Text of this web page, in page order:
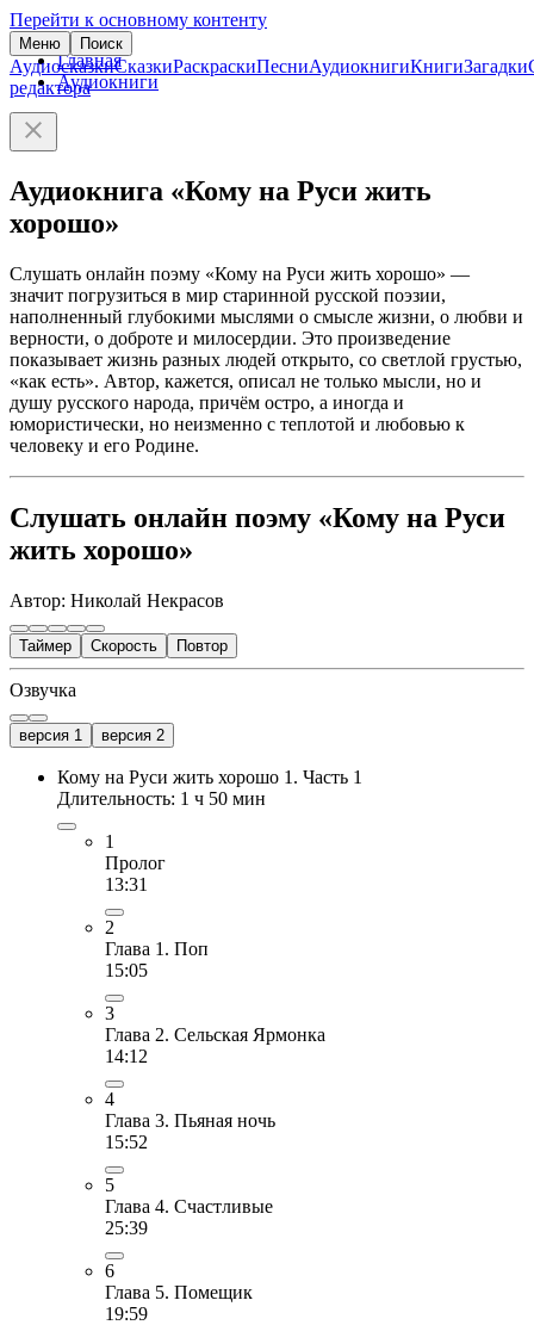
Перейти к основному контенту
Меню Поиск
АудиосказкиСказкиРаскраскиПесниАудиокнигиКнигиЗагадки
редактора
Главная
Аудиокниги
Аудиокнига «Кому на Руси жить
хорошо»
Слушать онлайн поэму «Кому на Руси жить хорошо» —
значит погрузиться в мир старинной русской поэзии,
наполненный глубокими мыслями о смысле жизни, о любви и
верности, о доброте и милосердии. Это произведение
показывает жизнь разных людей открыто, со светлой грустью,
«как есть». Автор, кажется, описал не только мысли, но и
душу русского народа, причём остро, а иногда и
юмористически, но неизменно с теплотой и любовью к
человеку и его Родине.
Слушать онлайн поэму «Кому на Руси
жить хорошо»
Автор: Николай Некрасов
Таймер Скорость Повтор
Озвучка
версия 1 версия 2
Кому на Руси жить хорошо 1. Часть 1
Длительность: 1 ч 50 мин
1
Пролог
13:31
2
Глава 1. Поп
15:05
3
Глава 2. Сельская Ярмонка
14:12
4
Глава 3. Пьяная ночь
15:52
5
Глава 4. Счастливые
25:39
6
Глава 5. Помещик
19:59